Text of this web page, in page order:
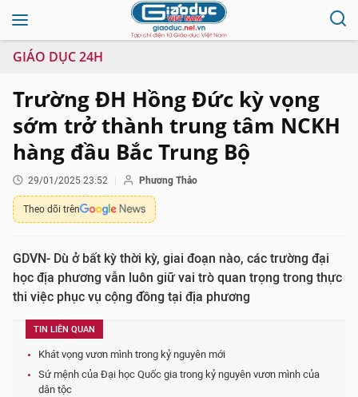
GIÁO DỤC 24H
Trường ĐH Hồng Đức kỳ vọng
sớm trở thành trung tâm NCKH
hàng đầu Bắc Trung Bộ
29/01/2025 23:52 Phương Thảo
Theo dõi trên
GDVN- Dù ở bất kỳ thời kỳ, giai đoạn nào, các trường đại
học địa phương vẫn luôn giữ vai trò quan trọng trong thực
thi việc phục vụ cộng đồng tại địa phương
TIN LIÊN QUAN
Khát vọng vươn mình trong kỷ nguyên mới
Sứ mệnh của Đại học Quốc gia trong kỷ nguyên vươn mình của
dân tộc